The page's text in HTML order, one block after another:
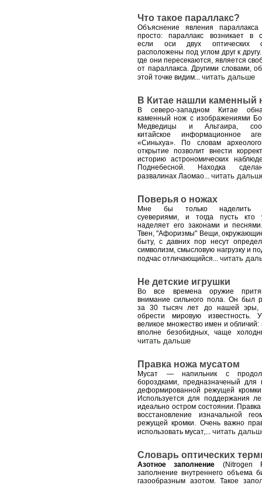
Что такое параллакс?
Объяснение явления параллакса
просто: параллакс возникает в
если оси двух оптических
расположены под углом друг к
где они пересекаются, является
от параллакса. Другими словами,
этой точке видим... читать дальше
В Китае нашли каменный
В северо-западном Китае
каменный нож с изображениями
Медведицы и Альтаира,
китайское информационное
«Синьхуа». По словам
открытие позволит внести
историю астрономических
Поднебесной. Находка
развалинах Лаомао... читать
Поверья о ножах
Мне бы только наделить
суевериями, и тогда пусть кто
наделяет его законами и
Твен, "Афоризмы" Вещи,
быту, с давних пор несут
символизм, смысловую нагрузку и
подчас отличающийся... читать
Не детские игрушки
Во все времена оружие
внимание сильного пола. Он был
за 30 тысяч лет до нашей эры,
обрести мировую известность.
великое множество имен и обличий:
вполне безобидных, чаще
читать дальше
Правка ножа мусатом
Мусат — напильник с
бороздками, предназначеный для
деформированной режущей
Используется для поддержания
идеально остром состоянии.
восстановление изначальной
режущей кромки. Очень важно
использовать мусат,... читать
Словарь оптических
Азотное заполнение (Nitrogen
заполнение внутреннего объема
газообразным азотом. Такое